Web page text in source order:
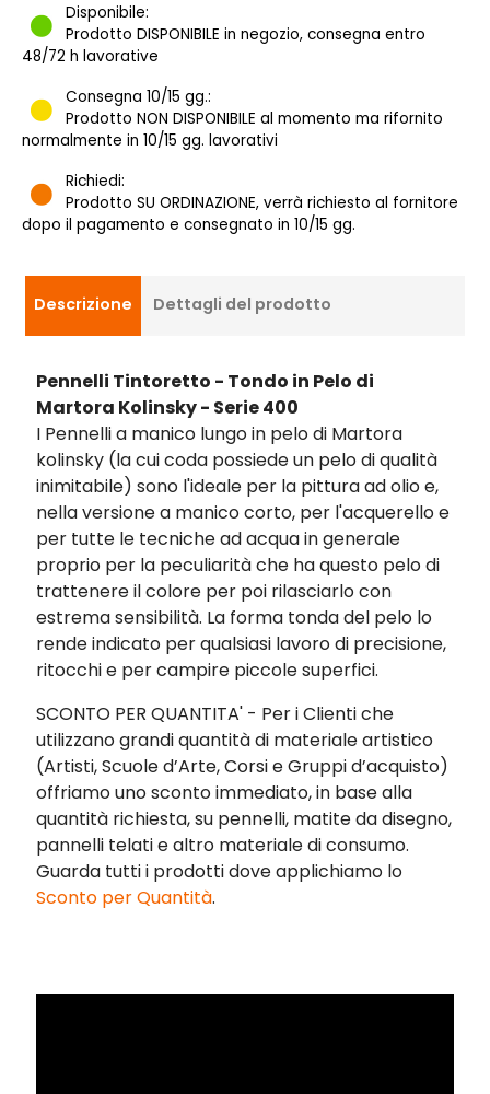
Disponibile:
Prodotto DISPONIBILE in negozio, consegna entro
48/72 h lavorative
Consegna 10/15 gg.:
Prodotto NON DISPONIBILE al momento ma rifornito
normalmente in 10/15 gg. lavorativi
Richiedi:
Prodotto SU ORDINAZIONE, verrà richiesto al fornitore
dopo il pagamento e consegnato in 10/15 gg.
Descrizione Dettagli del prodotto
Pennelli Tintoretto - Tondo in Pelo di
Martora Kolinsky - Serie 400
I Pennelli a manico lungo in pelo di Martora
kolinsky (la cui coda possiede un pelo di qualità
inimitabile) sono l'ideale per la pittura ad olio e,
nella versione a manico corto, per l'acquerello e
per tutte le tecniche ad acqua in generale
proprio per la peculiarità che ha questo pelo di
trattenere il colore per poi rilasciarlo con
estrema sensibilità. La forma tonda del pelo lo
rende indicato per qualsiasi lavoro di precisione,
ritocchi e per campire piccole superfici.
SCONTO PER QUANTITA' - Per i Clienti che
utilizzano grandi quantità di materiale artistico
(Artisti, Scuole d’Arte, Corsi e Gruppi d’acquisto)
offriamo uno sconto immediato, in base alla
quantità richiesta, su pennelli, matite da disegno,
pannelli telati e altro materiale di consumo.
Guarda tutti i prodotti dove applichiamo lo
Sconto per Quantità.